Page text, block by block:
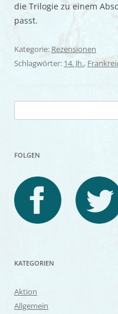
die Trilogie zu einem
passt.
Kategorie: Rezensionen
Schlagwörter: 14. Jh.,
nach:
FOLGEN
KATEGORIEN
Aktion
Allgemein